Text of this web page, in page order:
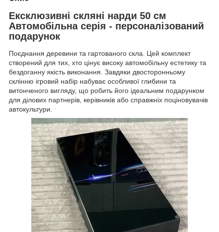
Ексклюзивні скляні нарди 50 см
Автомобільна серія - персоналізований
подарунок
Поєднання деревини та гартованого скла. Цей комплект
створений для тих, хто цінує високу автомобільну естетику та
бездоганну якість виконання. Завдяки двосторонньому
склінню ігровий набір набуває особливої глибини та
витонченого вигляду, що робить його ідеальним подарунком
для ділових партнерів, керівників або справжніх поціновувачів
автокультури.